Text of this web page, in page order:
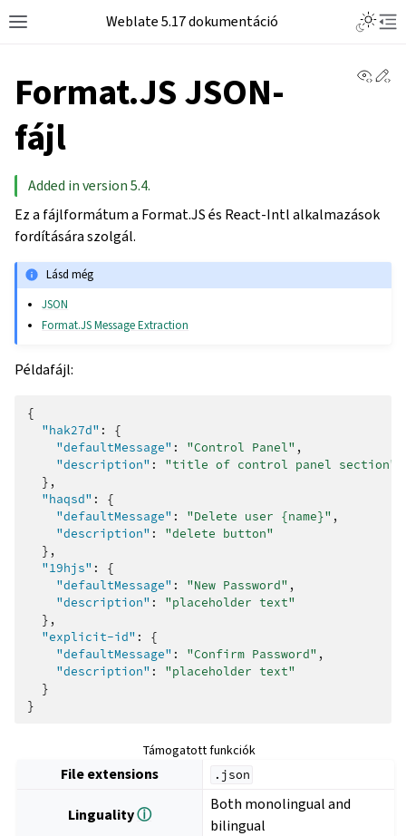
Weblate 5.17 dokumentáció
Format.JS JSON-
fájl
Added in version 5.4.
Ez a fájlformátum a Format.JS és React-Intl alkalmazások
fordítására szolgál.
Lásd még
JSON
Format.JS Message Extraction
Példafájl:
{
"hak27d" :
{
"defaultMessage" : "Control Panel" ,
"description" :
"title of control panel section"
},
"haqsd" :
{
"defaultMessage" : "Delete user {name}" ,
"description" :
"delete button"
},
"19hjs" :
{
"defaultMessage" : "New Password" ,
"description" :
"placeholder text"
},
"explicit-id" :
{
"defaultMessage" : "Confirm Password" ,
"description" :
"placeholder text"
}
}
Támogatott funkciók
File extensions .json
Lingualityⓘ
Both monolingual and
bilingual